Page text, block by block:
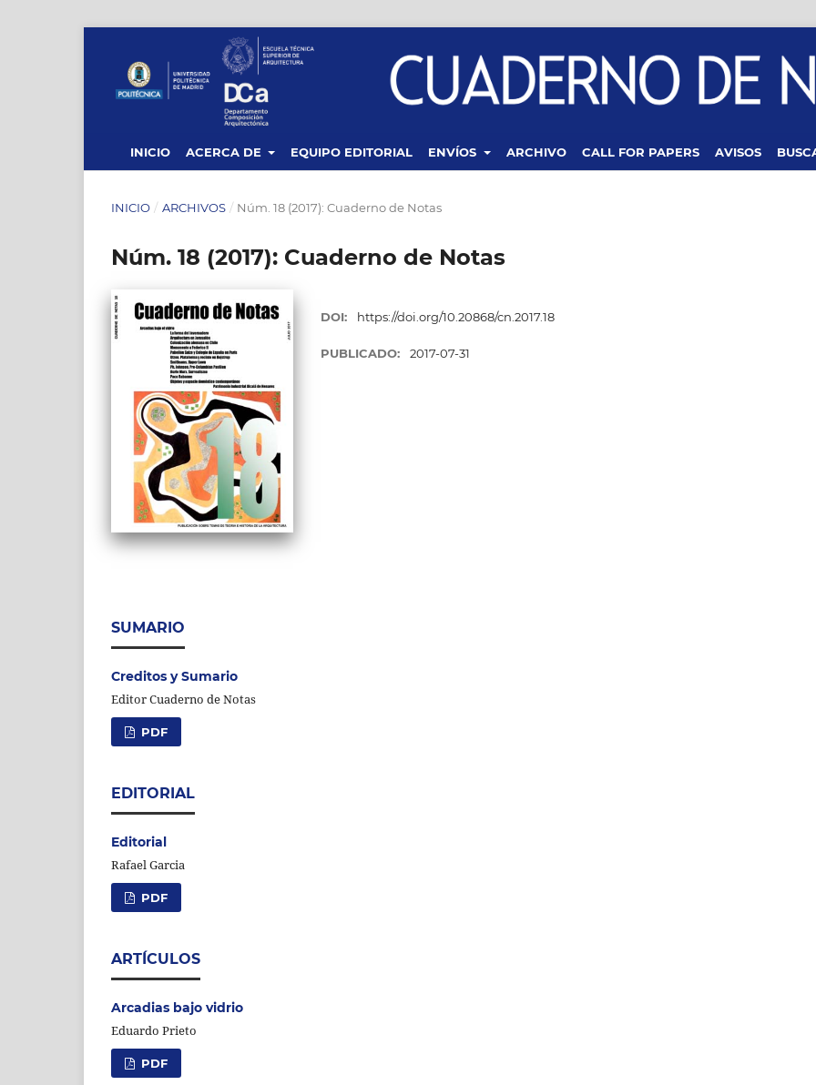
INICIO ACERCA DE EQUIPO EDITORIAL ENVÍOS ARCHIVO CALL FOR PAPERS AVISOS
INICIO / ARCHIVOS / Núm. 18 (2017): Cuaderno de Notas
Núm. 18 (2017): Cuaderno de Notas
DOI: https://doi.org/10.20868/cn.2017.18
PUBLICADO: 2017-07-31
SUMARIO
Creditos y Sumario
Editor Cuaderno de Notas
PDF
EDITORIAL
Editorial
Rafael Garcia
PDF
ARTÍCULOS
Arcadias bajo vidrio
Eduardo Prieto
PDF